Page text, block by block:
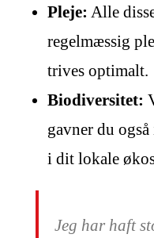
Pleje: Alle
regelmæssig
trives optimalt.
Biodiversitet:
gavner du
i dit lokale
Jeg har haft